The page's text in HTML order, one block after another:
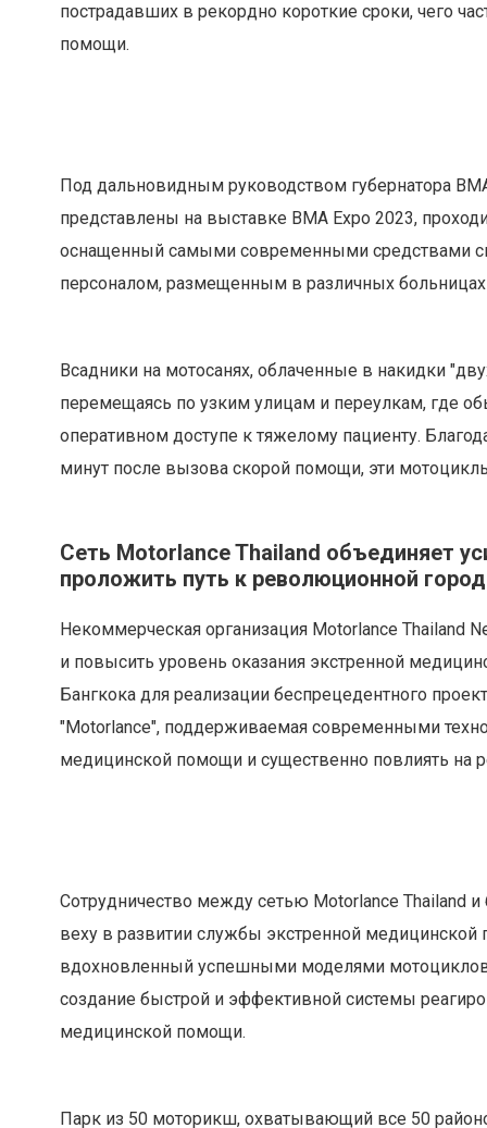
пострадавших в рекордно короткие сроки, чего
помощи.
Под дальновидным руководством губернатора
представлены на выставке BMA Expo 2023,
оснащенный самыми современными средствами
персоналом, размещенным в различных больницах
Всадники на мотосанях, облаченные в накидки
перемещаясь по узким улицам и переулкам, где
оперативном доступе к тяжелому пациенту.
минут после вызова скорой помощи, эти
Сеть Motorlance Thailand объединяет
проложить путь к революционной
Некоммерческая организация Motorlance Thailand
и повысить уровень оказания экстренной
Бангкока для реализации беспрецедентного
"Motorlance", поддерживаемая современными
медицинской помощи и существенно повлиять на
Сотрудничество между сетью Motorlance Thailand
веху в развитии службы экстренной
вдохновленный успешными моделями
создание быстрой и эффективной системы
медицинской помощи.
Парк из 50 моторикш, охватывающий все 50